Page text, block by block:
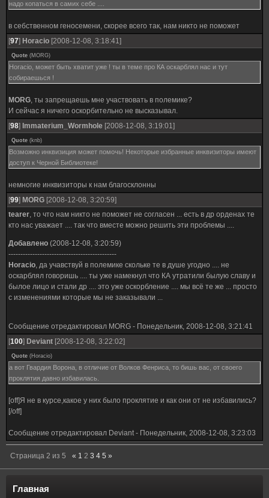
надо копаться в самих себе ....
в себственном геносемени, скорее всего так, нам никто не поможет
[97] Horacio [2008-12-08, 3:18:41]
Quote (MORG)
Horacio, может быть хватит уже ! ты в теме про КА оскарблял нас и тут
собираешься !
MORG, ты запрещаешь мне участвовать в полемике?
И сейчас я ничего оскорбительно не высказывал.
[98] Immaterium_Wormhole [2008-12-08, 3:19:01]
Quote (knb)
Возможно инквизиция может помочь! Некоторые избранные инквизиторы имеют
доступ к Черной Библиотеке!
немногие инквизиторы к нам благосклонны
[99] MORG [2008-12-08, 3:20:59]
tearer, то что нам никто не поможет не согласен ... есть в др орденах те
кто нас уважает .... так что вместе можно решить эти проблемы ....
Добавлено (2008-12-08, 3:20:59)
---------------------------------------------
Horacio, да учавствуй в полемике скольке те в душе угодно .... не
оскарблял говоришь .... ты уже намекнул что КА утратили былую славу и
былое лицо и стали др .... это уже оскорбление .... мы всё те же ... просто
с изменениями которые мы не заказывали ...
Сообщение отредактировал MORG - Понедельник, 2008-12-08, 3:21:41
[100] Deviant [2008-12-08, 3:22:02]
Quote (Horacio)
а вот Гвардия Ворона, в отличие от Волков Фенриса, то бишь вас, от своего
проклятия давно избавилась.
[off]Я не в курсе,какое у них было проклятие и как они от не избавились?
[/off]
Сообщение отредактировал Deviant- Понедельник, 2008-12-08, 3:23:03
Страница 2 из 5 « 1 2 3 4 5 »
Главная